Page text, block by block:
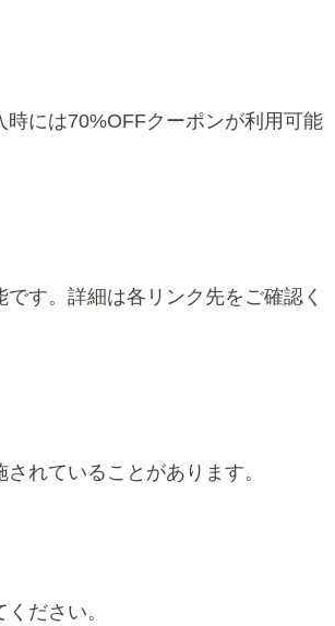
には70%OFFクーポンが利用可能
す。詳細は各リンク先をご確認く
れていることがあります。
ださい。